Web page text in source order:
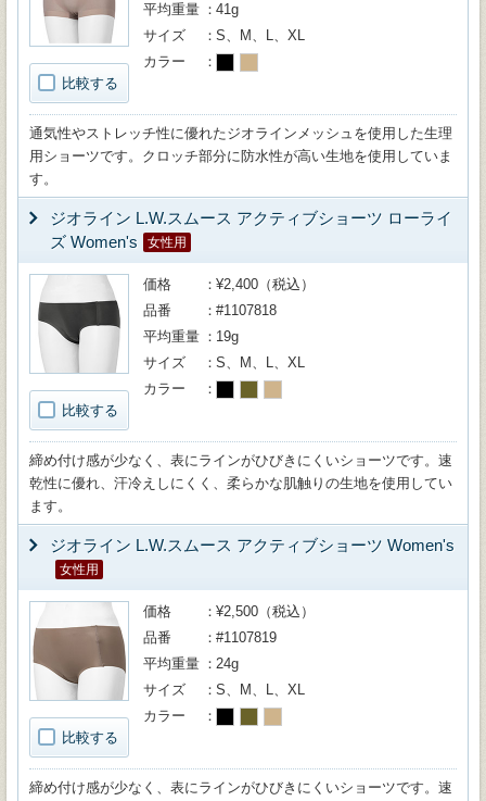
比較する
平均重量
41g
サイズ
S、M、L、XL
カラー
通気性やストレッチ性に優れたジオラインメッシュを使用した生理
用ショーツです。クロッチ部分に防水性が高い生地を使用していま
す。
ジオライン L.W.スムース アクティブショーツ ローライ
ズ Women's
女性用
比較する
価格
¥2,400（税込）
品番
#1107818
平均重量
19g
サイズ
S、M、L、XL
カラー
締め付け感が少なく、表にラインがひびきにくいショーツです。速
乾性に優れ、汗冷えしにくく、柔らかな肌触りの生地を使用してい
ます。
ジオライン L.W.スムース アクティブショーツ Women's
女性用
比較する
価格
¥2,500（税込）
品番
#1107819
平均重量
24g
サイズ
S、M、L、XL
カラー
締め付け感が少なく、表にラインがひびきにくいショーツです。速